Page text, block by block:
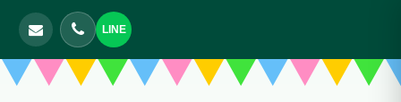
LINE